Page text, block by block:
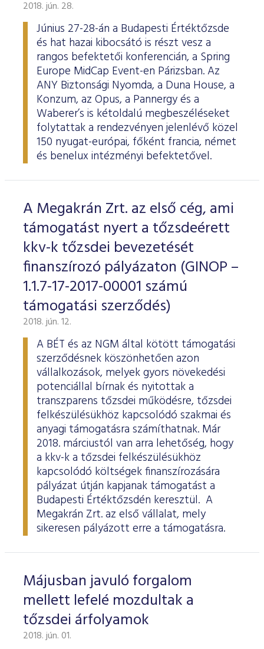
ESG Útmutató
2018. jún. 28.
Június 27-28-án a Budapesti Értéktőzsde
és hat hazai kibocsátó is részt vesz a
rangos befektetői konferencián, a Spring
Europe MidCap Event-en Párizsban. Az
ANY Biztonsági Nyomda, a Duna House, a
Konzum, az Opus, a Pannergy és a
Waberer’s is kétoldalú megbeszéléseket
folytattak a rendezvényen jelenlévő közel
150 nyugat-európai, főként francia, német
és benelux intézményi befektetővel.
A Megakrán Zrt. az első cég, ami
támogatást nyert a tőzsdeérett
kkv-k tőzsdei bevezetését
finanszírozó pályázaton (GINOP –
1.1.7-17-2017-00001 számú
támogatási szerződés)
2018. jún. 12.
A BÉT és az NGM által kötött támogatási
szerződésnek köszönhetően azon
vállalkozások, melyek gyors növekedési
potenciállal bírnak és nyitottak a
transzparens tőzsdei működésre, tőzsdei
felkészülésükhöz kapcsolódó szakmai és
anyagi támogatásra számíthatnak. Már
2018. márciustól van arra lehetőség, hogy
a kkv-k a tőzsdei felkészülésükhöz
kapcsolódó költségek finanszírozására
pályázat útján kapjanak támogatást a
Budapesti Értéktőzsdén keresztül. A
Megakrán Zrt. az első vállalat, mely
sikeresen pályázott erre a támogatásra.
Májusban javuló forgalom
mellett lefelé mozdultak a
tőzsdei árfolyamok
2018. jún. 01.